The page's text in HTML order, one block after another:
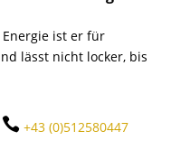
ist er für
lässt nicht locker, bis
 +43 (0)512580447